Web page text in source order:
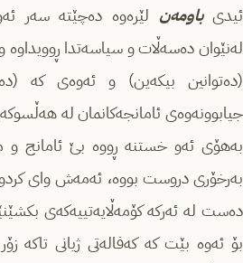
ئیدیباومەن لێرەوە دەچێتە سەر
لەنێوان دەسەڵات و سیاسەتدا ڕوویداوە
(دەتوانین بیكەین) و ئەوەی كە
جیابوونەوەی ئامانجەكانمان لە
بەھۆی ئەو خستنە ڕووە بێ ئامانج و
بەرخۆری دروست بووە، ئەمەش وای
دەست لە ئەركە كۆمەڵایەتییەكەی
بۆ ئەوە بێت كە كەفالەتی ژیانی تاكە